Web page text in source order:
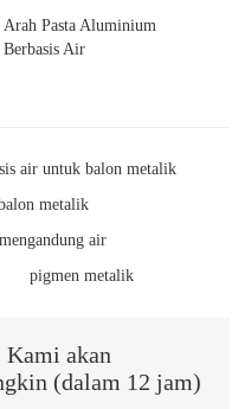
Arah Pasta Aluminium
Berbasis Air
air untuk balon metalik
metalik
air
pigmen metalik
Kami akan
(dalam 12 jam)